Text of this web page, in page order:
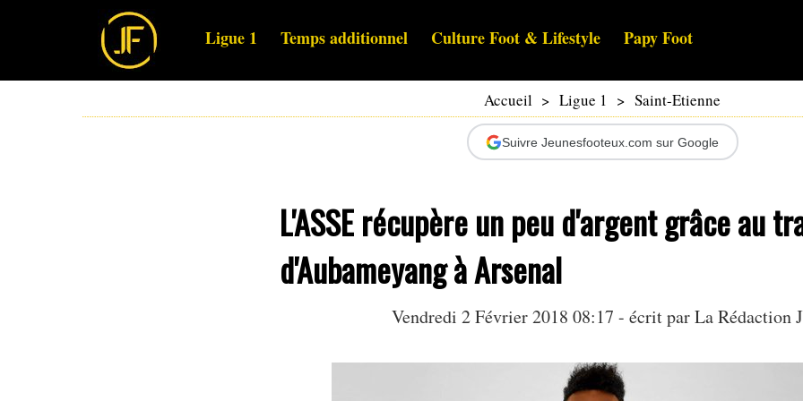
Ligue 1 Temps additionnel Culture Foot & Lifestyle Papy Foot
Accueil > Ligue 1 > Saint-Etienne
Suivre Jeunesfooteux.com sur Google
L'ASSE récupère un peu d'argent grâce au
d'Aubameyang à Arsenal
Vendredi 2 Février 2018 08:17 - écrit par La Rédaction